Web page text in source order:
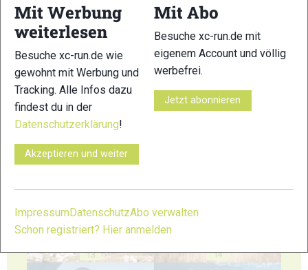
9 10
11
13 14
Mit Werbung
weiterlesen
Besuche xc-run.de wie
gewohnt mit Werbung und
Tracking. Alle Infos dazu
findest du in der
Datenschutzerklärung!
Akzeptieren und weiter
Mit Abo
Besuche xc-run.de mit
eigenem Account und völlig
werbefrei.
Jetzt abonnieren
Impressum DatenschutzAbo verwalten
Schon registriert? Hier anmelden